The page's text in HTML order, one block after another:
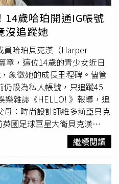
讓粉絲直呼感動。此外，私下
酸種麵包」獻出螢幕處女
烘焙人來說，這天真的非常
樂錄影帶明星啦！」泰勒絲
行後，不負眾望再次打破多
首波主打所寫下的紀錄，再
平台已全面上線，實體專輯
音樂 西洋」臉書粉專。
14歲哈珀開通IG帳號
追蹤她
員哈珀貝克漢（Harper
章，這位14歲的青少女近日
象徵她的成長里程碑。儘管
設為私人帳號，只追蹤45
樂雜誌《HELLO! 》報導，追
：時尚設計師維多莉亞貝克
國足球巨星大衛貝克漢
的哥哥克魯茲（Cruz
Beckham）。目前哈珀關注
大哥布魯克林（Brooklyn
據悉，布魯克林今年5月才傳
繼續閱讀